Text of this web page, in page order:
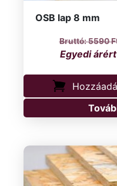
OSB lap 8 mm
5590